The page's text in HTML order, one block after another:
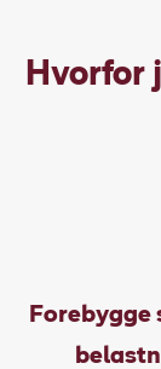
Hvorfor
Forebygge